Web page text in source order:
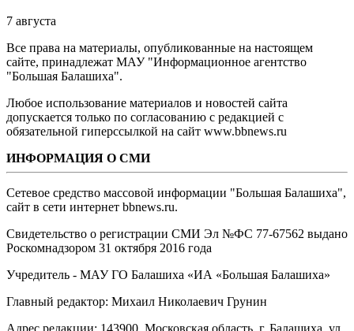
7 августа
Все права на материалы, опубликованные на настоящем
сайте, принадлежат МАУ "Информационное агентство
"Большая Балашиха".
Любое использование материалов и новостей сайта
допускается только по согласованию с редакцией с
обязательной гиперссылкой на сайт www.bbnews.ru
ИНФОРМАЦИЯ О СМИ
Сетевое средство массовой информации "Большая Балашиха",
сайт в сети интернет bbnews.ru.
Свидетельство о регистрации СМИ Эл №ФС ‎77-67562 выдано
Роскомнадзором 31 октября 2016 года
Учредитель - МАУ ГО Балашиха «ИА «Большая Балашиха»
Главный редактор: Михаил Николаевич Грунин